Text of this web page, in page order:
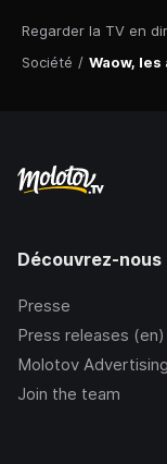
Regarder la TV en
Société / Waow,
Découvrez-nous
Presse
Press releases (en)
Molotov Advertising
Join the team